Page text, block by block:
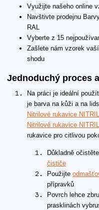
Využijte našeho online
Navštivte prodejnu
RAL
Vyberte z 15
Zašlete nám vzorek
shodu
Jednoduchý proces
Na práci je ideální
je barva na kůži a na
Nitrilové rukavice
Nitrilové rukavice
rukavice pro citlivou
Důkladně
čističe
Použijte
přípravků
Povrch lehce
prasklinách